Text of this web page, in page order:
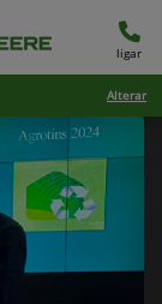
ligar
Alterar